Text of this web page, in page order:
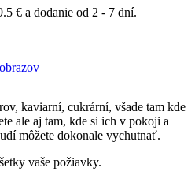
€ a dodanie od 2 - 7 dní.
kaviarní, cukrární, všade tam kde
ale aj tam, kde si ich v pokoji a
môžete dokonale vychutnať.
vaše požiavky.